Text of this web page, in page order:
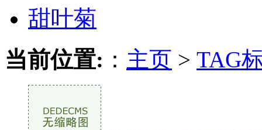
甜叶菊
当前位置: ： 主页 > TAG